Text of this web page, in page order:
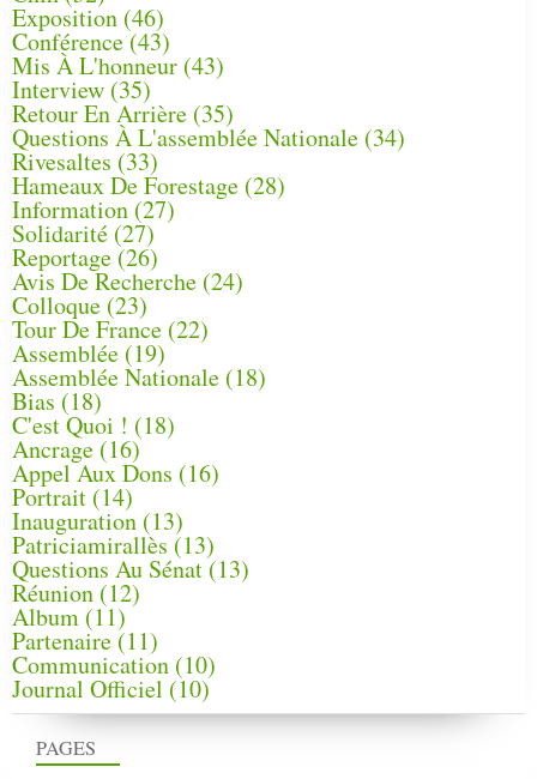
PAGES
Exposition (46)
Conférence(43)
Mis À L'honneur (43)
Interview (35)
Retour En Arrière (35)
Questions À L'assemblée Nationale (34)
Rivesaltes (33)
Hameaux De Forestage (28)
Information (27)
Solidarité (27)
Reportage(26)
Avis De Recherche (24)
Colloque (23)
Tour De France (22)
Assemblée (19)
Assemblée Nationale (18)
Bias (18)
C'est Quoi ! (18)
Ancrage (16)
Appel Aux Dons (16)
Portrait (14)
Inauguration (13)
Patriciamirallès (13)
Questions Au Sénat(13)
Réunion (12)
Album (11)
Partenaire(11)
Communication (10)
Journal Officiel (10)